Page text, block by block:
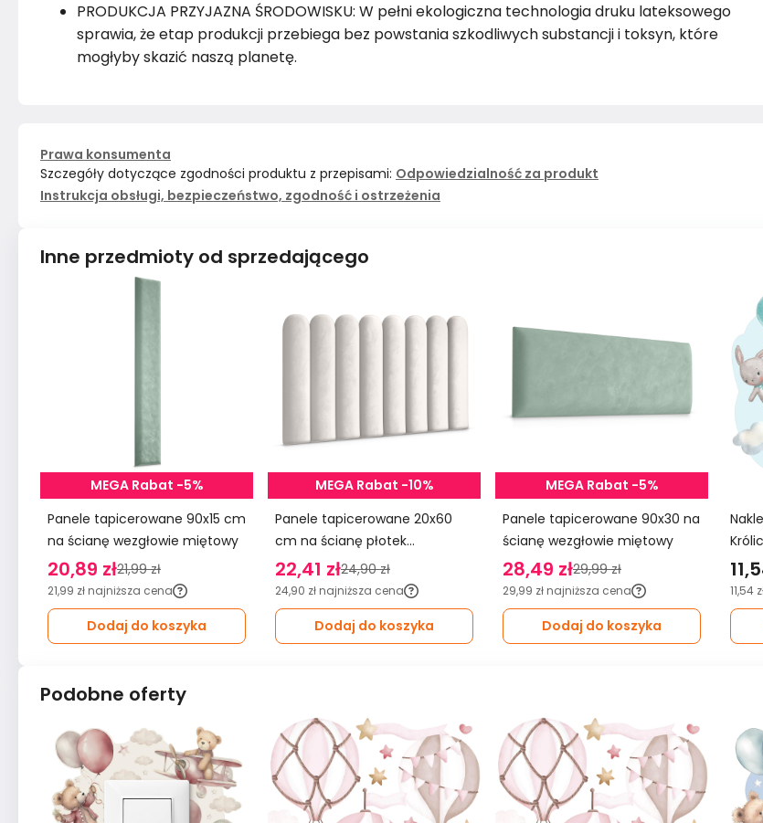
PRODUKCJA PRZYJAZNA ŚRODOWISKU: W pełni ekologiczna technologia druku lateksowego
sprawia, że etap produkcji przebiega bez powstania szkodliwych substancji i toksyn, które
mogłyby skazić naszą planetę.
Prawa konsumenta
Szczegóły dotyczące zgodności produktu z przepisami: Odpowiedzialność za produkt
Instrukcja obsługi, bezpieczeństwo, zgodność i ostrzeżenia
Inne przedmioty od sprzedającego
MEGA Rabat -5%
Panele tapicerowane 90x15 cm
na ścianę wezgłowie miętowy
20,89 zł21,99 zł
21,99 zł najniższa cena
Dodaj do koszyka
MEGA Rabat -10%
Panele tapicerowane 20x60
cm na ścianę płotek
wezgłowie kremowy
22,41 zł24,90 zł
24,90 zł najniższa cena
Dodaj do koszyka
MEGA Rabat -5%
Panele tapicerowane 90x30 na
ścianę wezgłowie miętowy
28,49 zł29,99 zł
29,99 zł najniższa cena
Dodaj do koszyka
11,54
Podobne oferty